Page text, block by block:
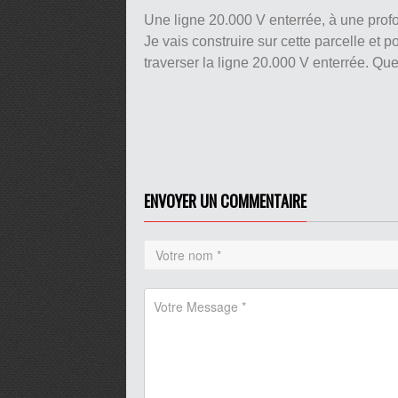
Une ligne 20.000 V enterrée, à une
Je vais construire sur cette parcelle et
traverser la ligne 20.000 V enterrée.
ENVOYER UN COMMENTAIRE